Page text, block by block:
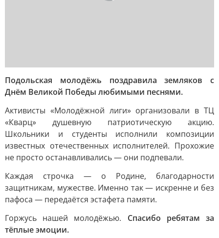
Подольская молодёжь поздравила земляков с
Днём Великой Победы любимыми песнями.
Активисты «Молодёжной лиги» организовали в ТЦ
«Кварц» душевную патриотическую акцию.
Школьники и студенты исполнили композиции
известных отечественных исполнителей. Прохожие
не просто останавливались — они подпевали.
Каждая строчка — о Родине, благодарности
защитникам, мужестве. Именно так — искренне и без
пафоса — передаётся эстафета памяти.
Горжусь нашей молодёжью. Спасибо ребятам за
тёплые эмоции.